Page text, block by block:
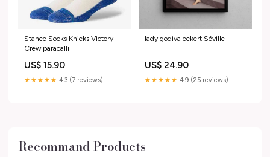
Stance Socks Knicks Victory
Crew paracalli
US$ 15.90
★★★★★ 4.3 (7 reviews)
lady godiva eckert Séville
US$ 24.90
★★★★★ 4.9 (25 reviews)
Recommand Products